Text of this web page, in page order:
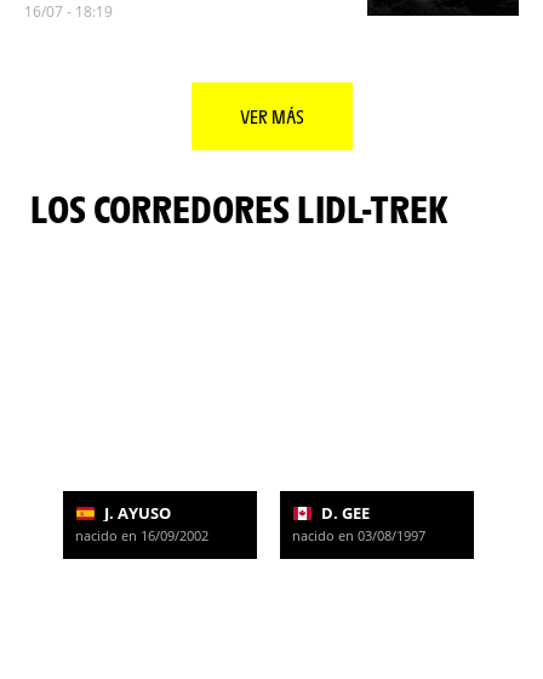
16/07 - 18:19
VER MÁS
LOS CORREDORES LIDL-TREK
J. AYUSO
nacido en 16/09/2002
D. GEE
nacido en 03/08/1997